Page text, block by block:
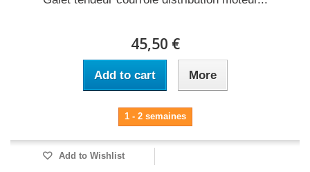
45,50 €
Add to cart More
1 - 2 semaines
Add to Wishlist